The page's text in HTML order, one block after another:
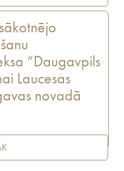
“Daugavpils
Laucesas
novadā